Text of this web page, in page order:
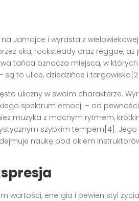
Jamajce i wyrasta z
ska, rocksteady oraz reggae, aż
tańca oznacza miejsca, w których
są to ulice, dziedzińce i
uliczny w swoim charakterze.
spektrum emocji – od
muzyka z mocnym rytmem,
szybkim tempem[4].
naukę pod okiem
wartości, energia i pewien styl